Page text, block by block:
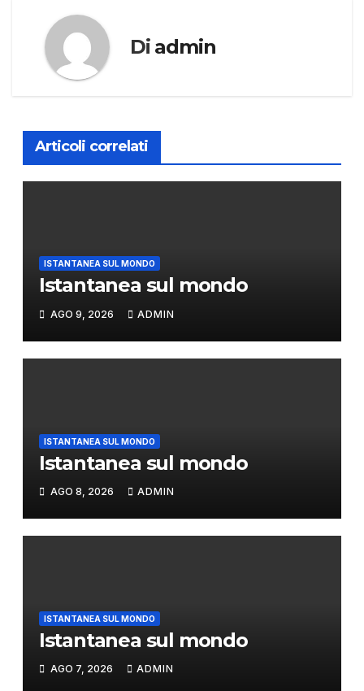
Di admin
Articoli correlati
ISTANTANEA SUL MONDO
Istantanea sul mondo
AGO 9, 2026 ADMIN
ISTANTANEA SUL MONDO
Istantanea sul mondo
AGO 8, 2026 ADMIN
ISTANTANEA SUL MONDO
Istantanea sul mondo
AGO 7, 2026 ADMIN